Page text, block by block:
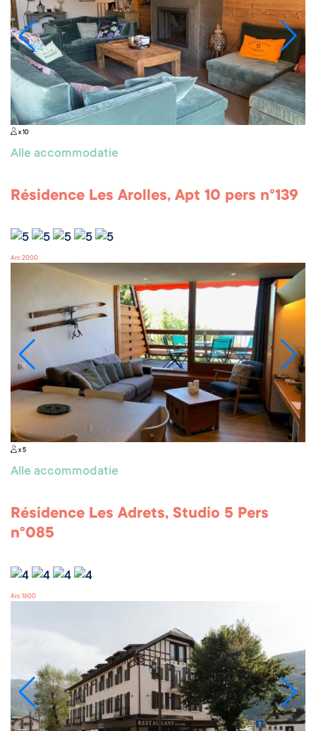
x 10
Alle accommodatie
Résidence Les Arolles, Apt 10 pers n°139
Arc 2000
x 5
Alle accommodatie
Résidence Les Adrets, Studio 5 Pers
n°085
Arc 1600